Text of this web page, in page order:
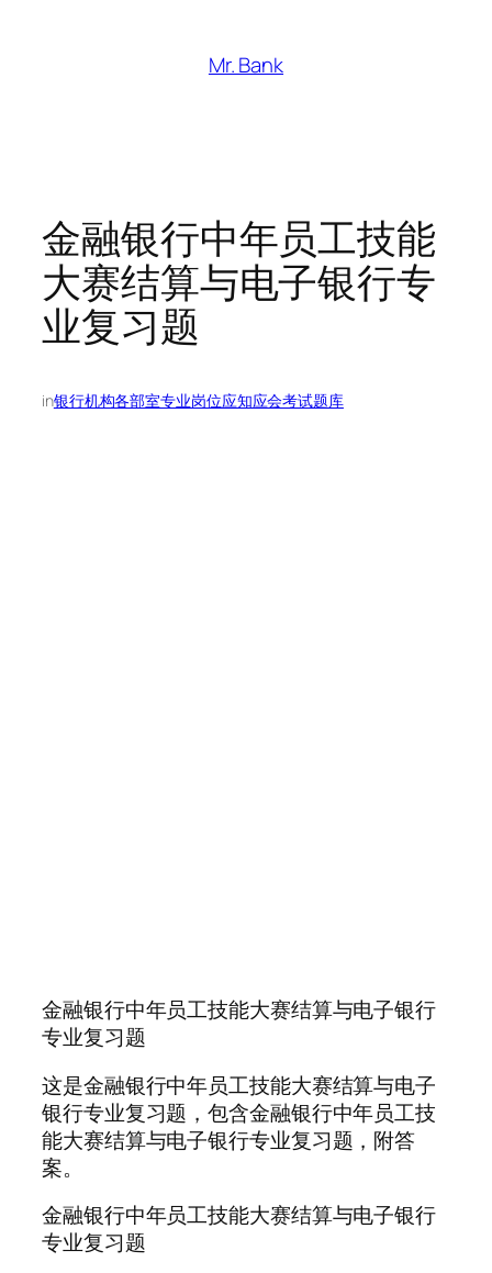
Mr. Bank
金融银行中年员工技能
大赛结算与电子银行专
业复习题
in银行机构各部室专业岗位应知应会考试题库
金融银行中年员工技能大赛结算与电子银行
专业复习题
这是金融银行中年员工技能大赛结算与电子
银行专业复习题，包含金融银行中年员工技
能大赛结算与电子银行专业复习题，附答
案。
金融银行中年员工技能大赛结算与电子银行
专业复习题